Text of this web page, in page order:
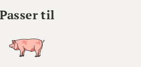
Passer til